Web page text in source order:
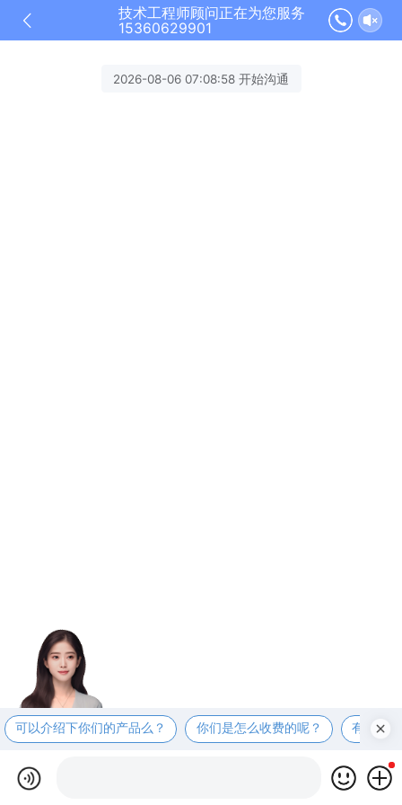
技术工程师顾问正在为您服务
15360629901
2026-08-06 07:08:58 开始沟通
可以介绍下你们的产品么？ 你们是怎么收费的呢？ 有适合